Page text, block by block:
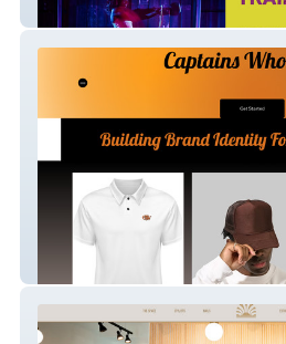
Trained by Tish